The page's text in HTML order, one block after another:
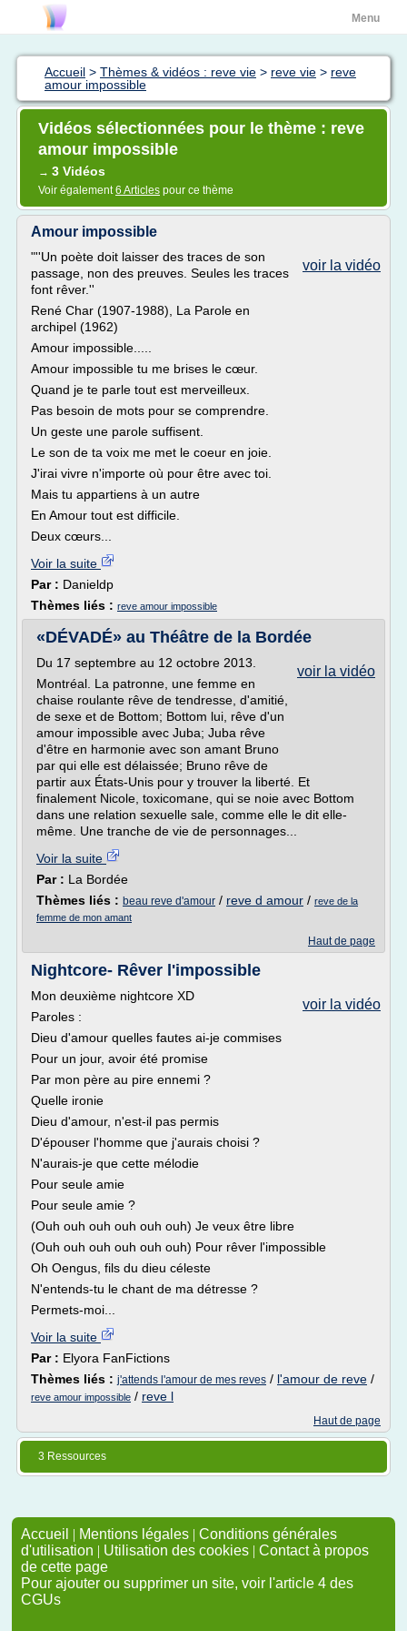
Menu
Accueil > Thèmes & vidéos : reve vie > reve vie > reve
amour impossible
Vidéos sélectionnées pour le thème : reve
amour impossible
→ 3 Vidéos
Voir également6 Articles pour ce thème
Amour impossible
voir la vidéo
"''Un poète doit laisser des traces de son
passage, non des preuves. Seules les traces
font rêver.''
René Char (1907-1988), La Parole en
archipel (1962)
Amour impossible.....
Amour impossible tu me brises le cœur.
Quand je te parle tout est merveilleux.
Pas besoin de mots pour se comprendre.
Un geste une parole suffisent.
Le son de ta voix me met le coeur en joie.
J'irai vivre n'importe où pour être avec toi.
Mais tu appartiens à un autre
En Amour tout est difficile.
Deux cœurs...
Voir la suite
Par : Danieldp
Thèmes liés : reve amour impossible
«DÉVADÉ» au Théâtre de la Bordée
voir la vidéo
Du 17 septembre au 12 octobre 2013.
Montréal. La patronne, une femme en
chaise roulante rêve de tendresse, d'amitié,
de sexe et de Bottom; Bottom lui, rêve d'un
amour impossible avec Juba; Juba rêve
d'être en harmonie avec son amant Bruno
par qui elle est délaissée; Bruno rêve de
partir aux États-Unis pour y trouver la liberté. Et
finalement Nicole, toxicomane, qui se noie avec Bottom
dans une relation sexuelle sale, comme elle le dit elle-
même. Une tranche de vie de personnages...
Voir la suite
Par : La Bordée
Thèmes liés : beau reve d'amour / reve d amour / reve de la
femme de mon amant
Haut de page
Nightcore- Rêver l'impossible
voir la vidéo
Mon deuxième nightcore XD
Paroles :
Dieu d'amour quelles fautes ai-je commises
Pour un jour, avoir été promise
Par mon père au pire ennemi ?
Quelle ironie
Dieu d'amour, n'est-il pas permis
D'épouser l'homme que j'aurais choisi ?
N'aurais-je que cette mélodie
Pour seule amie
Pour seule amie ?
(Ouh ouh ouh ouh ouh ouh) Je veux être libre
(Ouh ouh ouh ouh ouh ouh) Pour rêver l'impossible
Oh Oengus, fils du dieu céleste
N'entends-tu le chant de ma détresse ?
Permets-moi...
Voir la suite
Par : Elyora FanFictions
Thèmes liés : j'attends l'amour de mes reves / l'amour de reve /
reve amour impossible / reve l
Haut de page
3 Ressources
Accueil | Mentions légales | Conditions générales
d'utilisation | Utilisation des cookies | Contact à propos
de cette page
Pour ajouter ou supprimer un site, voir l'article 4 des
CGUs